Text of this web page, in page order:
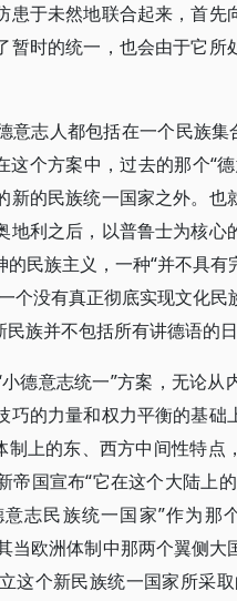
于未然地联合起来，首先
时的统一，也会由于它所
志人都包括在一个民族集
个方案中，过去的那个“
的民族统一国家之外。也
利之后，以普鲁士为核心
民族主义，一种“并不具
个没有真正彻底实现文化
族并不包括所有讲德语的日
德意志统一”方案，无论从
的力量和权力平衡的基础
制上的东、西方中间性特点
国宣布“它在这个大陆上
志民族统一国家”作为那
当欧洲体制中那两个翼侧
这个新民族统一国家所采